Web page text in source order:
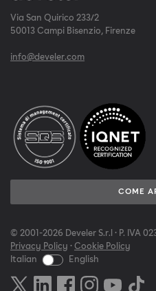
Via San Quirico 233/2
50013 Campi Bisenzio, Firenze
info@develer.com
COME
© 2001-2026 Develer S.r.l · P. IVA
Privacy Policy · Cookie Policy
Italian
English